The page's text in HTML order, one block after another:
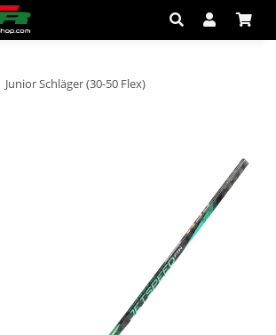
Junior Schläger (30-50 Flex)